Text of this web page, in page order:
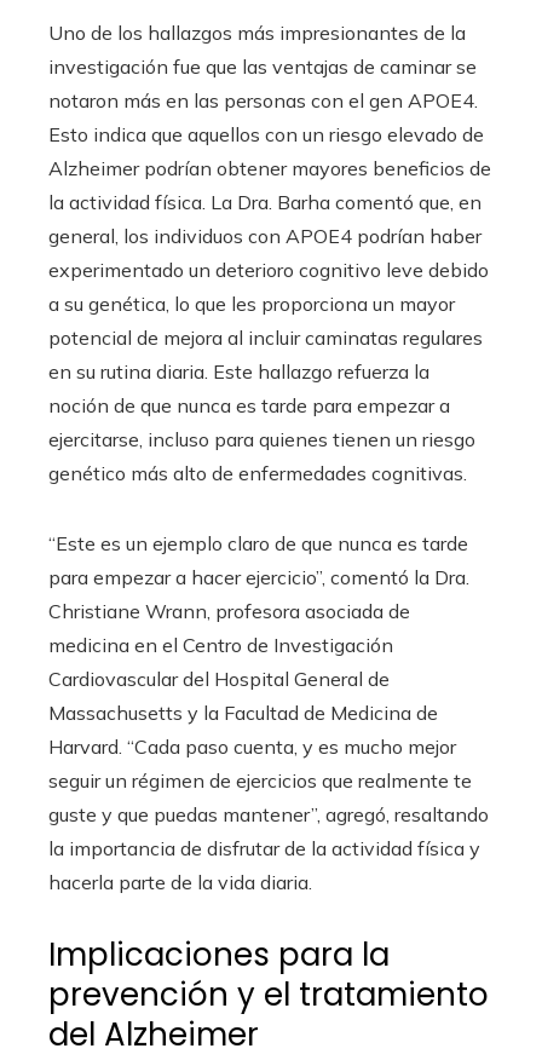
Uno de los hallazgos más impresionantes de la
investigación fue que las ventajas de caminar se
notaron más en las personas con el gen APOE4.
Esto indica que aquellos con un riesgo elevado de
Alzheimer podrían obtener mayores beneficios de
la actividad física. La Dra. Barha comentó que, en
general, los individuos con APOE4 podrían haber
experimentado un deterioro cognitivo leve debido
a su genética, lo que les proporciona un mayor
potencial de mejora al incluir caminatas regulares
en su rutina diaria. Este hallazgo refuerza la
noción de que nunca es tarde para empezar a
ejercitarse, incluso para quienes tienen un riesgo
genético más alto de enfermedades cognitivas.
“Este es un ejemplo claro de que nunca es tarde
para empezar a hacer ejercicio”, comentó la Dra.
Christiane Wrann, profesora asociada de
medicina en el Centro de Investigación
Cardiovascular del Hospital General de
Massachusetts y la Facultad de Medicina de
Harvard. “Cada paso cuenta, y es mucho mejor
seguir un régimen de ejercicios que realmente te
guste y que puedas mantener”, agregó, resaltando
la importancia de disfrutar de la actividad física y
hacerla parte de la vida diaria.
Implicaciones para la
prevención y el tratamiento
del Alzheimer